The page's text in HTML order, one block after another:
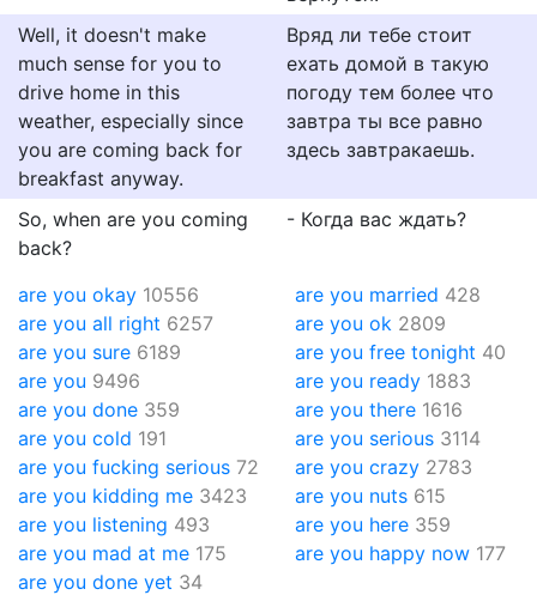
Well, it doesn't make
much sense for you to
drive home in this
weather, especially since
you are coming back for
breakfast anyway.
Вряд ли тебе стоит
ехать домой в такую
погоду тем более что
завтра ты все равно
здесь завтракаешь.
So, when are you coming
back?
- Когда вас ждать?
are you okay 10556
are you all right 6257
are you sure 6189
are you 9496
are you done 359
are you cold 191
are you fucking serious 72
are you kidding me 3423
are you listening 493
are you mad at me 175
are you married 428
are you ok 2809
are you free tonight 40
are you ready 1883
are you there 1616
are you serious 3114
are you crazy 2783
are you nuts 615
are you here 359
are you happy now 177
are you done yet 34